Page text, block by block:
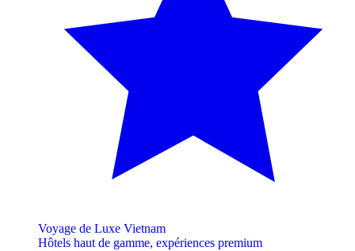
Voyage de Luxe Vietnam
Hôtels haut de gamme, expériences premium